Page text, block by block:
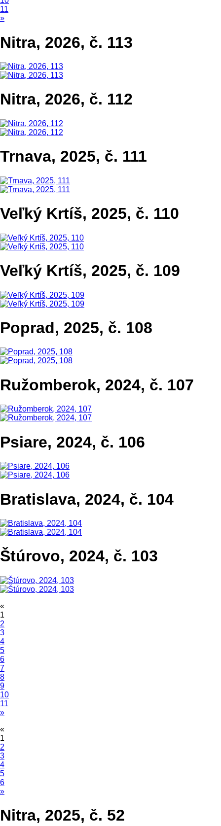
11
»
Nitra, 2026, č. 113
Nitra, 2026, č. 112
Trnava, 2025, č. 111
Veľký Krtíš, 2025, č. 110
Veľký Krtíš, 2025, č. 109
Poprad, 2025, č. 108
Ružomberok, 2024, č. 107
Psiare, 2024, č. 106
Bratislava, 2024, č. 104
Štúrovo, 2024, č. 103
«
1
2
3
4
5
6
7
8
9
10
11
»
«
1
2
3
4
5
6
»
Nitra, 2025, č. 52